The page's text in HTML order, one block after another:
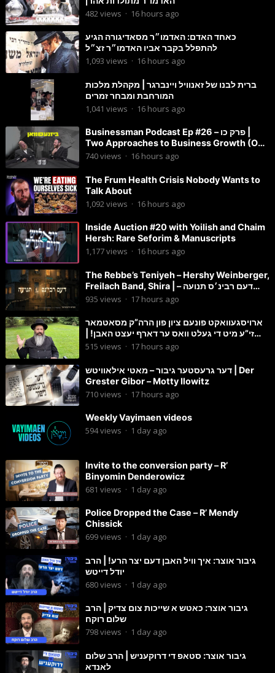
482views · 16 hours ago
כאחד האדם: האדמו״ר מסאדיגורה הגיע
להתפלל בקבר אביו האדמו״ר זצ״ל
1,093 views · 16 hours ago
ברית לבנו של זאנוויל ויינברגר | מקהלת מלכות
המורחבת ומבחר זמרים
1,041 views · 16 hours ago
Businessman Podcast Ep #26 – פרק כו |
Two Approaches to Business Growth (One
Is Often Overlooked)
740views · 16 hours ago
The Frum Health Crisis Nobody Wants to
Talk About
1,092views · 16 hours ago
Inside Auction #20 with Yoilish and Chaim
Hersh: Rare Seforim & Manuscripts
1,177views · 16 hours ago
The Rebbe’s Teniyeh – Hershy Weinberger,
Freilach Band, Shira | דעם רבינ׳ס תנועה –
הערשי וויינבערגער
935 views · 17 hours ago
ארויסגעוואקט פונעם ציון פון הרה”ק מסאטמאר
זי”ע מיט די געלט וואס ער דארף יעצט האבן! |
הרב מענדל ווייס
515 views · 17 hours ago
דער גרעסטער גיבור – מאטי אילאוויטש | Der
Grester Gibor – Motty Ilowitz
710views · 17 hours ago
Weekly Vayimaen videos
594views · 1 day ago
Invite to the conversion party – R’
Binyomin Denderowicz
681 views · 1 day ago
Police Dropped the Case – R’ Mendy
Chissick
699views · 1 day ago
גיבור אוצר: איך וויל האבן דעם יצר הרע! | הרב
יודל דייטש
680views · 1 day ago
גיבור אוצר: כאטש א שייכות צום צדיק | הרב
שלום רוקח
798views · 1 day ago
גיבור אוצר: סטאפ די דרוקעניש | הרב שלום
לאנדא